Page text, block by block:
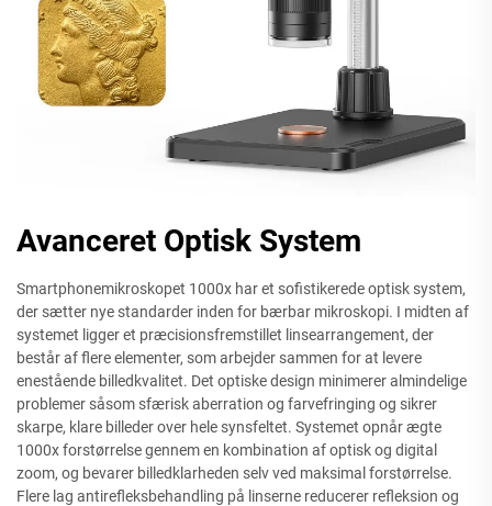
Avanceret Optisk System
Smartphonemikroskopet 1000x har et sofistikerede optisk system,
der sætter nye standarder inden for bærbar mikroskopi. I midten af
systemet ligger et præcisionsfremstillet linsearrangement, der
består af flere elementer, som arbejder sammen for at levere
enestående billedkvalitet. Det optiske design minimerer almindelige
problemer såsom sfærisk aberration og farvefringing og sikrer
skarpe, klare billeder over hele synsfeltet. Systemet opnår ægte
1000x forstørrelse gennem en kombination af optisk og digital
zoom, og bevarer billedklarheden selv ved maksimal forstørrelse.
Flere lag antirefleksbehandling på linserne reducerer refleksion og